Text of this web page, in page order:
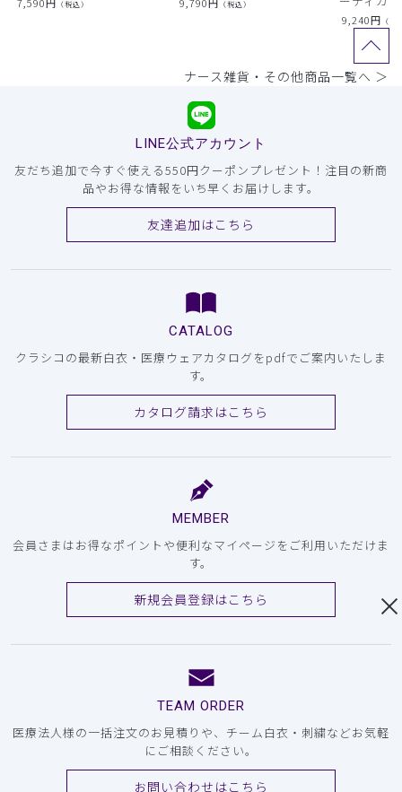
（税込） （税込）
9,240円 （税
ナース雑貨・その他商品一覧へ ＞
LINE公式アカウント
友だち追加で今すぐ使える550円クーポンプレゼント！注目の新商
品やお得な情報をいち早くお届けします。
友達追加はこちら
CATALOG
クラシコの最新白衣・医療ウェアカタログをpdfでご案内いたしま
す。
カタログ請求はこちら
MEMBER
会員さまはお得なポイントや便利なマイページをご利用いただけま
す。
新規会員登録はこちら
TEAM ORDER
医療法人様の一括注文のお見積りや、チーム白衣・刺繍などお気軽
にご相談ください。
お問い合わせはこちら